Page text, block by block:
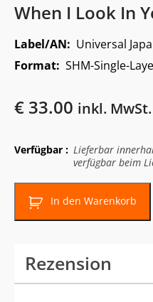
When I Look In
Label/AN: Universal
Format: SHM-Single-
€ 33.00 inkl. MwSt.
Verfügbar : Lieferbar
verfügbar beim
In den Warenkorb
Rezension